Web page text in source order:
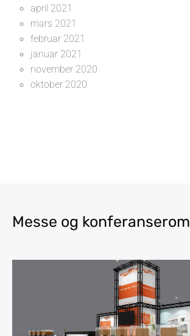
april 2021
mars 2021
februar 2021
januar 2021
november 2020
oktober 2020
Messe og konferanserom